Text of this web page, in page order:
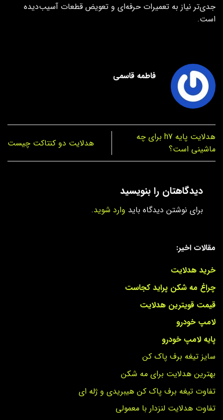
مقالات اخیر:
خرید هدلایت
چراغ مه شکن پراید کجاست
قیمت قویترین هدلایت
لامپ خودرو
پایه لامپ خودرو
سایز تیغه برف پاک کن
بهترین هدلایت برای مه شکن
تفاوت تیغه برف پاک کن هیبریدی و ژله ای
تفاوت هدلایت لنزدار با معمولی
جدی‌تر نیاز به تعمیرات حرفه‌ای و تعویض قطعات آسیب‌دیده
است.
فاطمه قاسمی
هدلایت پایه h7 برای چه
ماشینی است؟
هدلایت دو کنتاکت چیست
دیدگاهتان را بنویسید
برای نوشتن دیدگاه باید وارد شوید.